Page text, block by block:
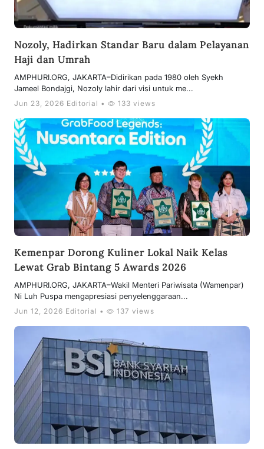
Nozoly, Hadirkan Standar Baru dalam Pelayanan
Haji dan Umrah
AMPHURI.ORG, JAKARTA–Didirikan pada 1980 oleh Syekh
Jameel Bondajgi, Nozoly lahir dari visi untuk me...
Jun 23, 2026 Editorial • 133 views
Kemenpar Dorong Kuliner Lokal Naik Kelas
Lewat Grab Bintang 5 Awards 2026
AMPHURI.ORG, JAKARTA–Wakil Menteri Pariwisata (Wamenpar)
Ni Luh Puspa mengapresiasi penyelenggaraan...
Jun 12, 2026 Editorial • 137 views